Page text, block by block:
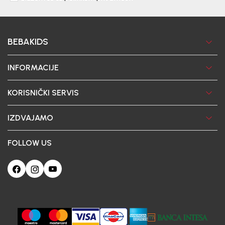
BEBAKIDS
INFORMACIJE
KORISNIČKI SERVIS
IZDVAJAMO
FOLLOW US